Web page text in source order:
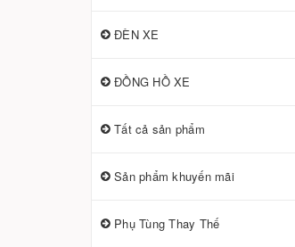
ĐÈN XE
ĐỒNG HỒ XE
Tất cả sản phẩm
Sản phẩm khuyến mãi
Phụ Tùng Thay Thế